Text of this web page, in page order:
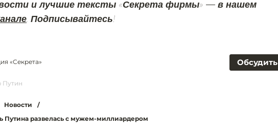
и лучшие тексты «Секрета фирмы» — в нашем
. Подписывайтесь!
Обсудить
«Секрета»
Путин
Новости
/
Путина развелась с мужем-миллиардером